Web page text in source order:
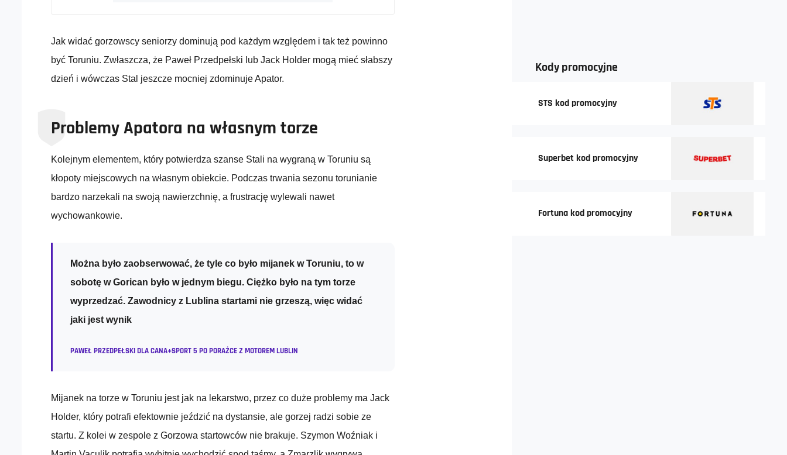
Jak widać gorzowscy seniorzy dominują pod każdym względem i tak też powinno
być Toruniu. Zwłaszcza, że Paweł Przedpełski lub Jack Holder mogą mieć słabszy
dzień i wówczas Stal jeszcze mocniej zdominuje Apator.
Problemy Apatora na własnym torze
Kolejnym elementem, który potwierdza szanse Stali na wygraną w Toruniu są
kłopoty miejscowych na własnym obiekcie. Podczas trwania sezonu torunianie
bardzo narzekali na swoją nawierzchnię, a frustrację wylewali nawet
wychowankowie.
Można było zaobserwować, że tyle co było mijanek w Toruniu, to w
sobotę w Gorican było w jednym biegu. Ciężko było na tym torze
wyprzedzać. Zawodnicy z Lublina startami nie grzeszą, więc widać
jaki jest wynik
PAWEŁ PRZEDPEŁSKI DLA CANA+SPORT 5 PO PORAŻCE Z MOTOREM LUBLIN
Mijanek na torze w Toruniu jest jak na lekarstwo, przez co duże problemy ma Jack
Holder, który potrafi efektownie jeździć na dystansie, ale gorzej radzi sobie ze
startu. Z kolei w zespole z Gorzowa startowców nie brakuje. Szymon Woźniak i
Kody promocyjne
STS kod promocyjny
Superbet kod promocyjny
Fortuna kod promocyjny